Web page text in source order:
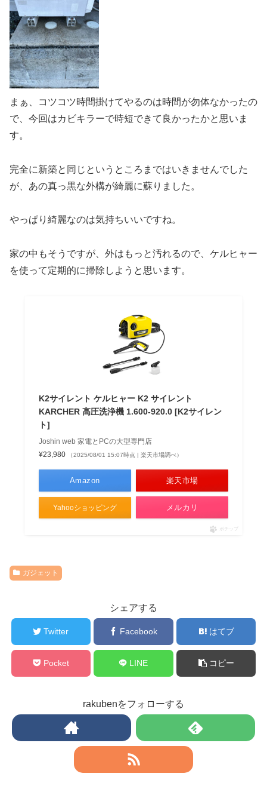
まぁ、コツコツ時間掛けてやるのは時間が勿体なかったの
で、今回はカビキラーで時短できて良かったかと思いま
す。
完全に新築と同じというところまではいきませんでした
が、あの真っ黒な外構が綺麗に蘇りました。
やっぱり綺麗なのは気持ちいいですね。
家の中もそうですが、外はもっと汚れるので、ケルヒャー
を使って定期的に掃除しようと思います。
K2サイレント ケルヒャー K2 サイレント
KARCHER 高圧洗浄機 1.600-920.0 [K2サイレン
ト]
Joshin web 家電とPCの大型専門店
¥23,980
（2025/08/01 15:07時点 | 楽天市場調べ）
Amazon 楽天市場
Yahooショッピング メルカリ
ポチップ
ガジェット
シェアする
Twitter Facebook はてブ
Pocket LINE コピー
rakubenをフォローする